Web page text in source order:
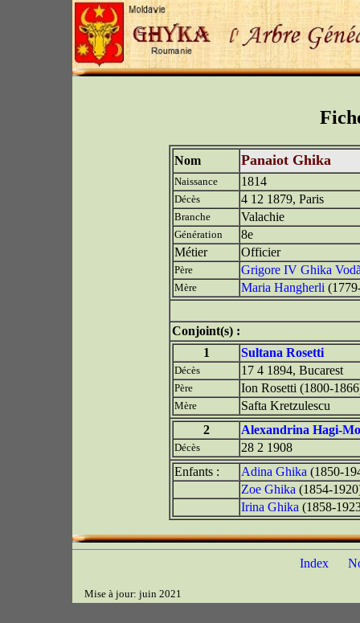
Nom Panaiot Ghika
Naissance 1814
Décès 4 12 1879, Paris
Branche Valachie
Génération
8e
Métier
Officier
Père Grigore IV Ghika
Mère Maria Hangherli
Conjoint(s) :
1
Sultana Rosetti
Décès 17 4 1894, Bucarest
Père Ion Rosetti (1800-
Mère
Safta Kretzulescu
2
Alexandrina Hagi-
Décès
28 2 1908
Enfants :
Adina Ghika (1850-
Zoe Ghika (1854-
Irina Ghika (1858-
Index
Mise à jour: juin 2021